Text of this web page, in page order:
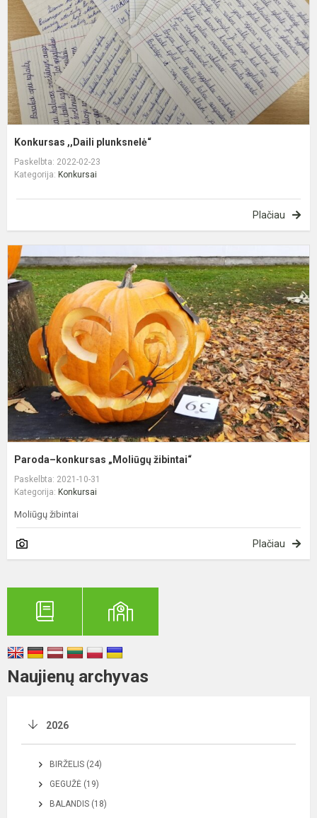
Konkursas ,,Daili plunksnelė“
Paskelbta: 2022-02-23
Kategorija: Konkursai
Plačiau
Paroda–konkursas „Moliūgų žibintai“
Paskelbta: 2021-10-31
Kategorija: Konkursai
Moliūgų žibintai
Plačiau
Naujienų archyvas
2026
BIRŽELIS (24)
GEGUŽĖ (19)
BALANDIS (18)